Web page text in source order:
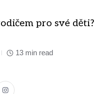
pro své děti?
13 min read